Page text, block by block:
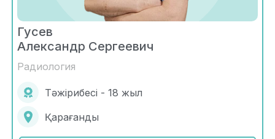
Гусев
Александр Сергеевич
Радиология
Тәжірибесі - 18 жыл
Қарағанды